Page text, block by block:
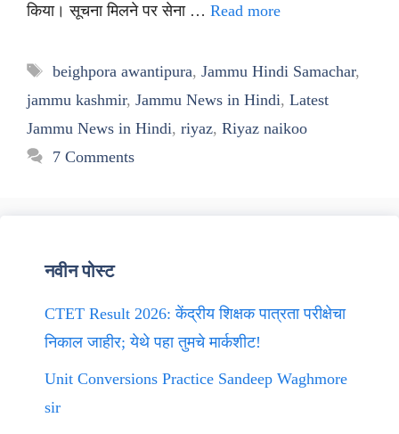
किया। सूचना मिलने पर सेना … Read more
Tags
beighpora awantipura, Jammu Hindi Samachar,
jammu kashmir, Jammu News in Hindi, Latest
Jammu News in Hindi, riyaz, Riyaz naikoo
7 Comments
नवीन पोस्ट
CTET Result 2026: केंद्रीय शिक्षक पात्रता परीक्षेचा
निकाल जाहीर; येथे पहा तुमचे मार्कशीट!
Unit Conversions Practice Sandeep Waghmore
sir